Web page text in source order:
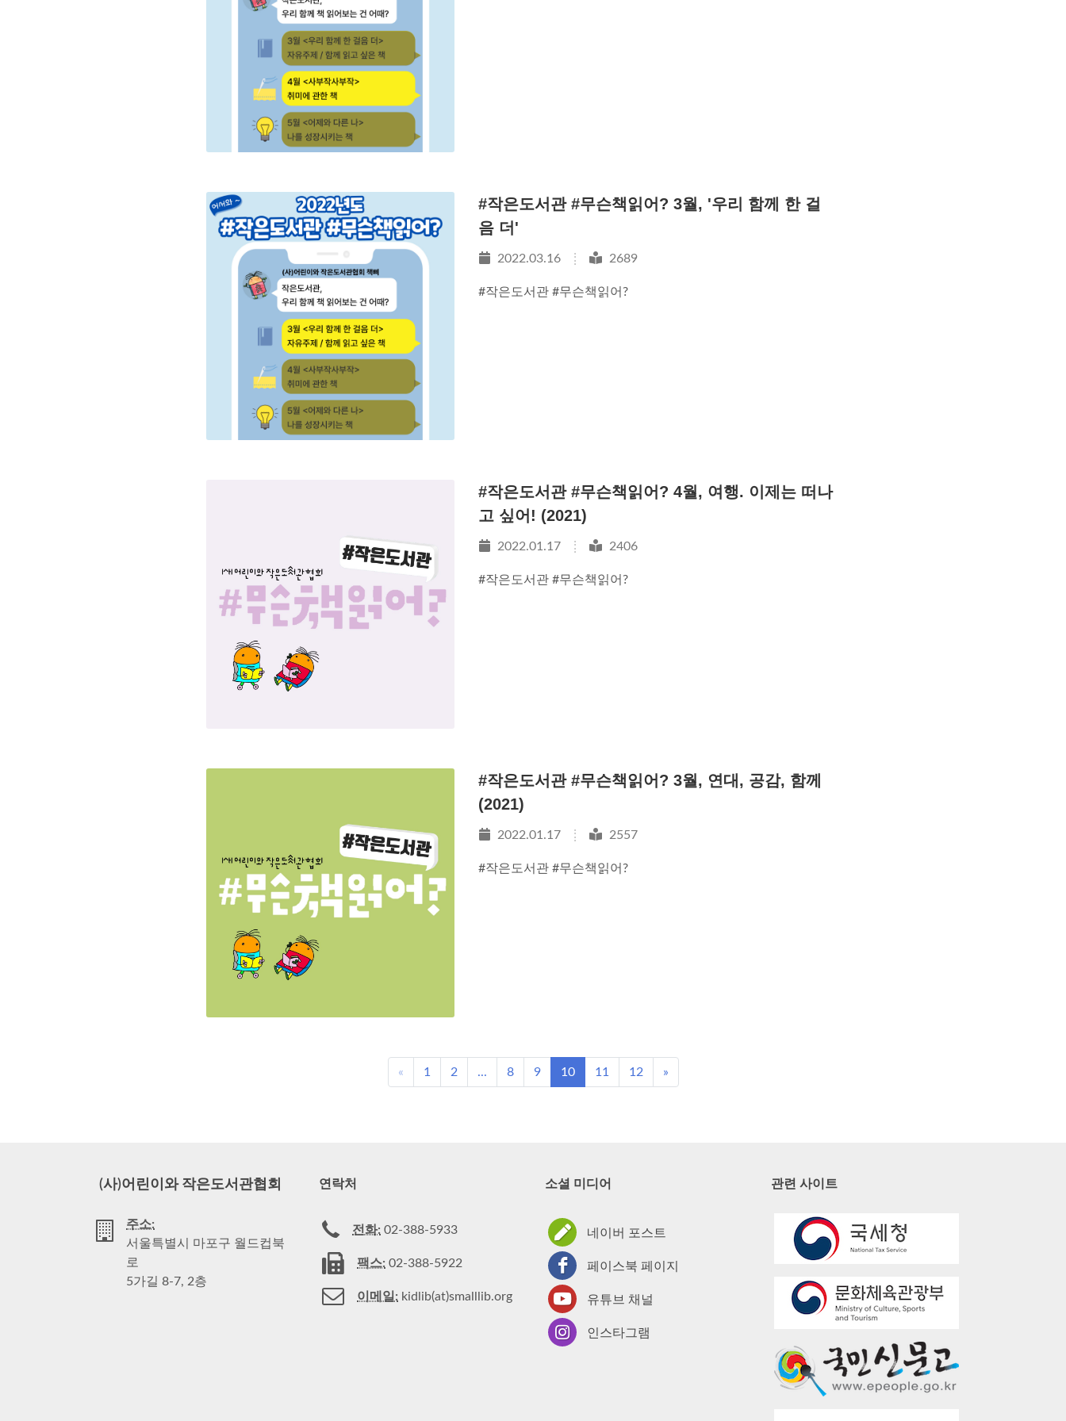
#작은도서관 #무슨책읽어? 3월, '우리 함께 한 걸
음 더'
2022.03.16 2689
#작은도서관 #무슨책읽어?
#작은도서관 #무슨책읽어? 4월, 여행. 이제는 떠나
고 싶어! (2021)
2022.01.17 2406
#작은도서관 #무슨책읽어?
#작은도서관 #무슨책읽어? 3월, 연대, 공감, 함께
(2021)
2022.01.17 2557
#작은도서관 #무슨책읽어?
« 1 2 ... 8 9 10 11 12 »
(사)어린이와 작은도서관협회
주소:
서울특별시 마포구 월드컵북
로
5가길 8-7, 2층
연락처
전화: 02-388-5933
팩스: 02-388-5922
이메일: kidlib(at)smalllib.org
소셜 미디어
네이버 포스트
페이스북 페이지
유튜브 채널
인스타그램
관련 사이트